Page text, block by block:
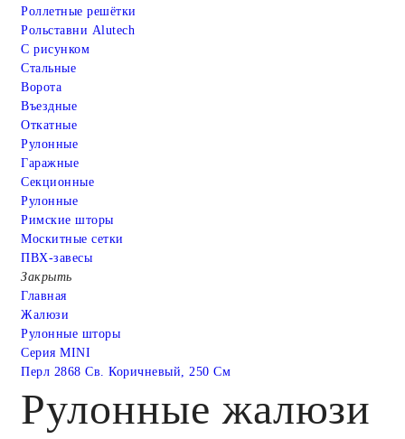
Роллетные решётки
Рольставни Alutech
С рисунком
Стальные
Ворота
Въездные
Откатные
Рулонные
Гаражные
Cекционные
Рулонные
Римские шторы
Москитные сетки
ПВХ-завесы
Закрыть
Главная
Жалюзи
Рулонные шторы
Серия MINI
Перл 2868 Св. Коричневый, 250 См
Рулонные жалюзи